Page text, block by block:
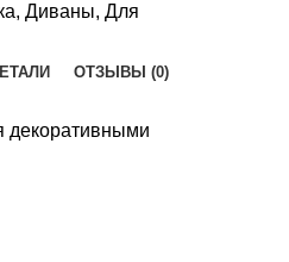
, Диваны, Для
ОТЗЫВЫ (0)
декоративными